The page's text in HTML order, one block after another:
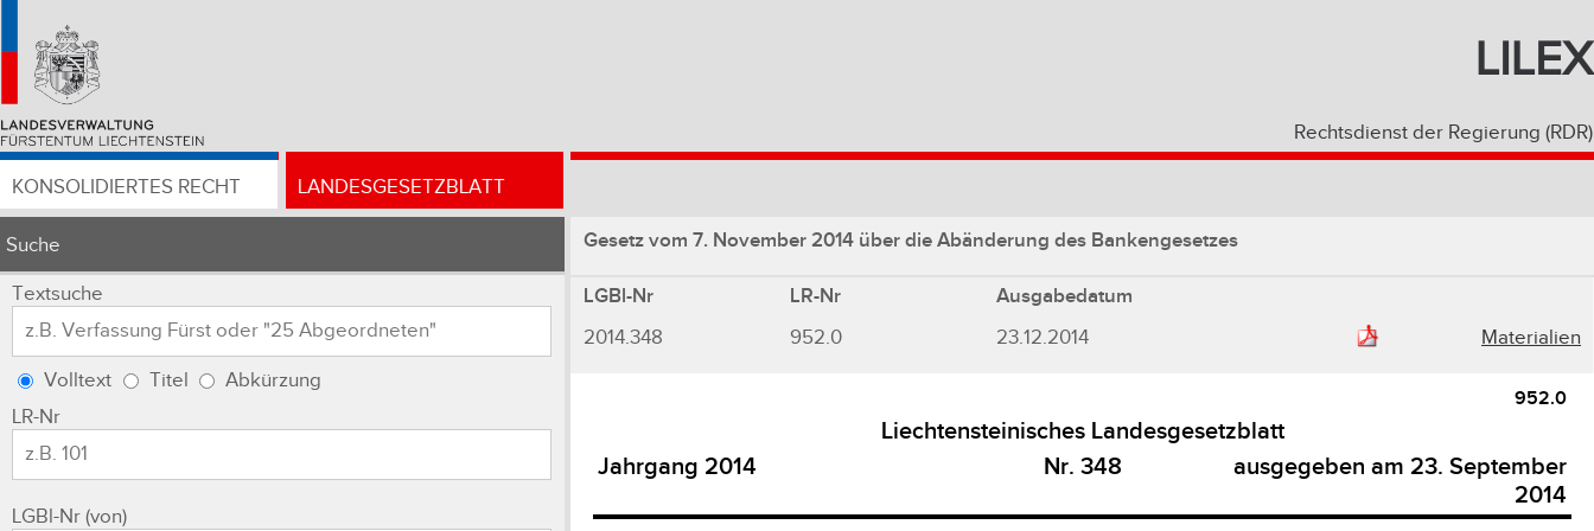
LILEX
Rechtsdienst der Regierung (RDR)
KONSOLIDIERTES RECHT LANDESGESETZBLATT
Suche
Textsuche
Volltext Titel
Abkürzung
LR-Nr
LGBl-Nr (von)
Gesetz vom 7. November 2014 über die Abänderung des Bankengesetzes
LGBl-Nr LR-Nr Ausgabedatum
2014.348 952.0 23.12.2014 Materialien